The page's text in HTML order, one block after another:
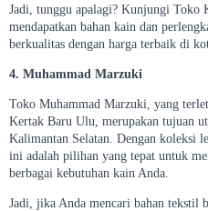
Jadi, tunggu apalagi? Kunjungi Toko
mendapatkan bahan kain dan
berkualitas dengan harga terbaik di
4. Muhammad Marzuki
Toko Muhammad Marzuki, yang
Kertak Baru Ulu, merupakan tujuan
Kalimantan Selatan. Dengan koleksi
ini adalah pilihan yang tepat untuk
berbagai kebutuhan kain Anda.
Jadi, jika Anda mencari bahan tekstil